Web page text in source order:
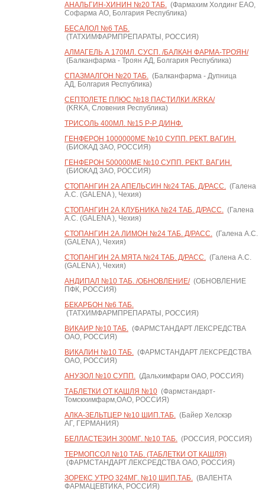
АНАЛЬГИН-ХИНИН №20 ТАБ.(Фармахим Холдинг ЕАО,
Софарма АО, Болгария Республика)
БЕСАЛОЛ №6 ТАБ.
(ТАТХИМФАРМПРЕПАРАТЫ, РОССИЯ)
АЛМАГЕЛЬ А 170МЛ. СУСП. /БАЛКАН ФАРМА-ТРОЯН/
(Балканфарма - Троян АД, Болгария Республика)
СПАЗМАЛГОН №20 ТАБ.(Балканфарма - Дупница
АД, Болгария Республика)
СЕПТОЛЕТЕ ПЛЮС №18 ПАСТИЛКИ /KRKA/
(KRKA, Словения Республика)
ТРИСОЛЬ 400МЛ. №15 Р-Р Д/ИНФ.
ГЕНФЕРОН 1000000МЕ №10 СУПП. РЕКТ. ВАГИН.
(БИОКАД ЗАО, РОССИЯ)
ГЕНФЕРОН 500000МЕ №10 СУПП. РЕКТ. ВАГИН.
(БИОКАД ЗАО, РОССИЯ)
СТОПАНГИН 2А АПЕЛЬСИН №24 ТАБ. Д/РАСС.(Галена
А.С. (GALENA ), Чехия)
СТОПАНГИН 2А КЛУБНИКА №24 ТАБ. Д/РАСС.(Галена
А.С. (GALENA ), Чехия)
СТОПАНГИН 2А ЛИМОН №24 ТАБ. Д/РАСС.(Галена А.С.
(GALENA ), Чехия)
СТОПАНГИН 2А МЯТА №24 ТАБ. Д/РАСС.(Галена А.С.
(GALENA ), Чехия)
АНДИПАЛ №10 ТАБ. /ОБНОВЛЕНИЕ/(ОБНОВЛЕНИЕ
ПФК, РОССИЯ)
БЕКАРБОН №6 ТАБ.
(ТАТХИМФАРМПРЕПАРАТЫ, РОССИЯ)
ВИКАИР №10 ТАБ.(ФАРМСТАНДАРТ ЛЕКСРЕДСТВА
ОАО, РОССИЯ)
ВИКАЛИН №10 ТАБ.(ФАРМСТАНДАРТ ЛЕКСРЕДСТВА
ОАО, РОССИЯ)
АНУЗОЛ №10 СУПП.(Дальхимфарм ОАО, РОССИЯ)
ТАБЛЕТКИ ОТ КАШЛЯ №10(Фармстандарт-
Томскхимфарм,ОАО, РОССИЯ)
АЛКА-ЗЕЛЬТЦЕР №10 ШИП.ТАБ.(Байер Хелскэр
АГ, ГЕРМАНИЯ)
БЕЛЛАСТЕЗИН 300МГ. №10 ТАБ.(РОССИЯ, РОССИЯ)
ТЕРМОПСОЛ №10 ТАБ. (ТАБЛЕТКИ ОТ КАШЛЯ)
(ФАРМСТАНДАРТ ЛЕКСРЕДСТВА ОАО, РОССИЯ)
ЗОРЕКС УТРО 324МГ. №10 ШИП.ТАБ.(ВАЛЕНТА
ФАРМАЦЕВТИКА, РОССИЯ)